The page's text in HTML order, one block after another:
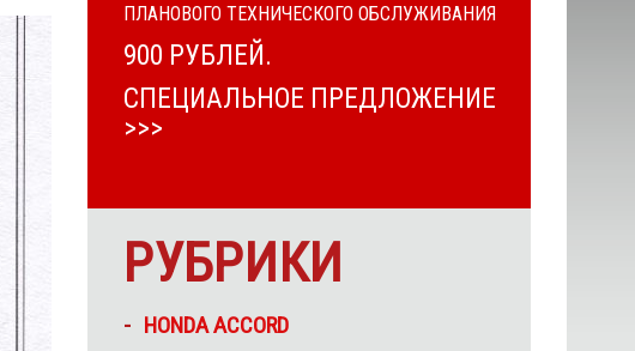
ПЛАНОВОГО ТЕХНИЧЕСКОГО ОБСЛУЖИВАНИЯ
900 РУБЛЕЙ.
СПЕЦИАЛЬНОЕ ПРЕДЛОЖЕНИЕ
>>>
РУБРИКИ
HONDA ACCORD